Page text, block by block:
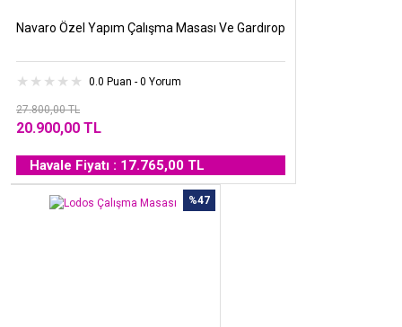
Navaro Özel Yapım Çalışma Masası Ve Gardırop
0.0 Puan - 0 Yorum
27.800,00 TL
20.900,00 TL
Havale Fiyatı : 17.765,00 TL
%47